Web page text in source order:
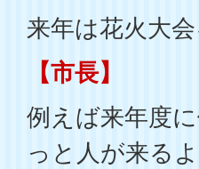
来年は花火大会
【市長】
例えば来年度
っと人が来る